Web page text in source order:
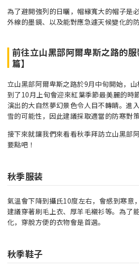
為了避開強列的日曬，帽緣寬大的帽子是
外線的墨鏡、以及能對應急遽天候變化的
前往立山黑部阿爾卑斯之路的
篇】
立山黑部阿爾卑斯之路於9月中旬開始，山
到了10月上旬會迎來紅葉季節最美麗的時
演出的大自然夢幻景色令人目不轉睛。進
雪的可能性，因此建議採取適當的防寒對策
接下來就讓我們來看看秋季拜訪立山黑部
要點吧！
秋季服装
氣溫會下降到攝氏10度左右，會感到寒意
建議穿著刷毛上衣、厚羊毛襯衫等。為了
化，穿脫方便的衣物會是首選。
秋季鞋子